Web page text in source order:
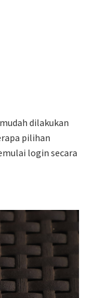
dilakukan
pilihan
login secara